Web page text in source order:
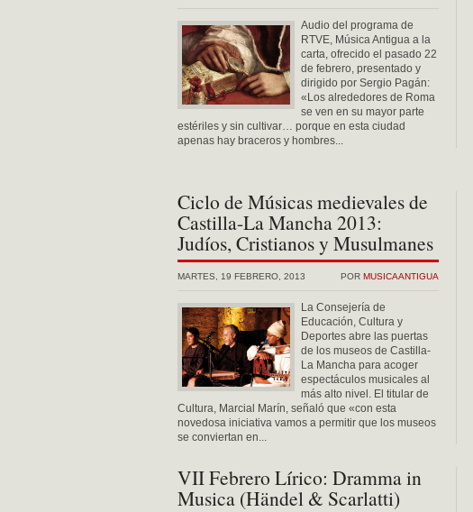
Audio del programa de
RTVE, Música Antigua a la
carta, ofrecido el pasado 22
de febrero, presentado y
dirigido por Sergio Pagán:
«Los alrededores de Roma
se ven en su mayor parte
estériles y sin cultivar… porque en esta ciudad
apenas hay braceros y hombres...
Ciclo de Músicas medievales de
Castilla-La Mancha 2013:
Judíos, Cristianos y Musulmanes
POR MUSICAANTIGUA
MARTES, 19 FEBRERO, 2013
La Consejería de
Educación, Cultura y
Deportes abre las puertas
de los museos de Castilla-
La Mancha para acoger
espectáculos musicales al
más alto nivel. El titular de
Cultura, Marcial Marín, señaló que «con esta
novedosa iniciativa vamos a permitir que los museos
se conviertan en...
VII Febrero Lírico: Dramma in
Musica (Händel & Scarlatti)